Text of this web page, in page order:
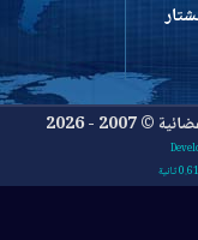
2026